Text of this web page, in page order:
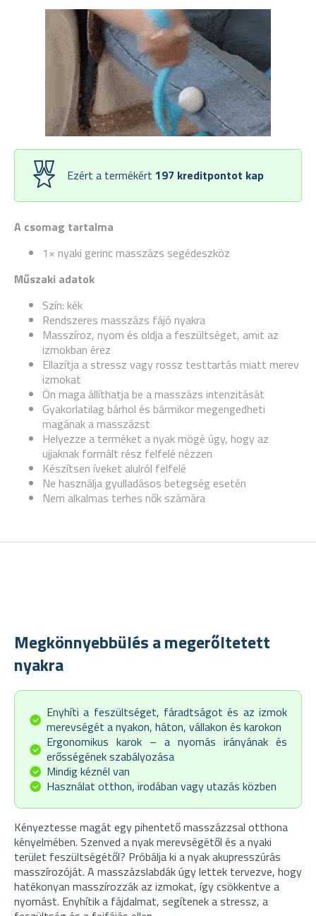
A csomag tartalma
1× nyaki gerinc masszázs segédeszköz
Műszaki adatok
Szín: kék
Rendszeres masszázs fájó nyakra
Masszíroz, nyom és oldja a feszültséget, amit az
izmokban érez
Ellazítja a stressz vagy rossz testtartás miatt merev
izmokat
Ön maga állíthatja be a masszázs intenzitását
Gyakorlatilag bárhol és bármikor megengedheti
magának a masszázst
Helyezze a terméket a nyak mögé úgy, hogy az
ujjaknak formált rész felfelé nézzen
Készítsen íveket alulról felfelé
Ne használja gyulladásos betegség esetén
Nem alkalmas terhes nők számára
Ezért a termékért 197 kreditpontot kap
Megkönnyebbülés a megerőltetett
nyakra
Enyhíti a feszültséget, fáradtságot és az izmok
merevségét a nyakon, háton, vállakon és karokon
Ergonomikus karok – a nyomás irányának és
erősségének szabályozása
Mindig kéznél van
Használat otthon, irodában vagy utazás közben
Kényeztesse magát egy pihentető masszázzsal otthona
kényelmében. Szenved a nyak merevségétől és a nyaki
terület feszültségétől? Próbálja ki a nyak akupresszúrás
masszírozóját. A masszázslabdák úgy lettek tervezve, hogy
hatékonyan masszírozzák az izmokat, így csökkentve a
nyomást. Enyhítik a fájdalmat, segítenek a stressz, a